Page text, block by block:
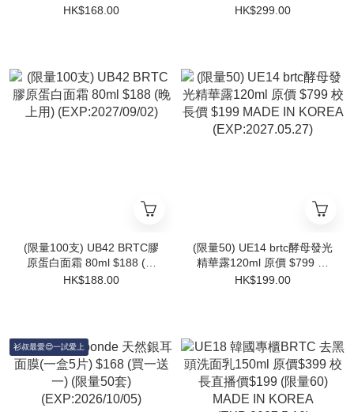
$299 (買一送一)
HK$168.00
一送一) (限量20套)
HK$299.00
(限量100支) UB42 BRTC膠
原蛋白面霜 80ml $188 (晚
上用) (EXP:2027/09/02)
HK$188.00
(限量50) UE14 brtc酵母發光
精華露120ml 原價 $799 校
長價 $199 MADE INHK$199.00
衫叔最愛😍一試愛上